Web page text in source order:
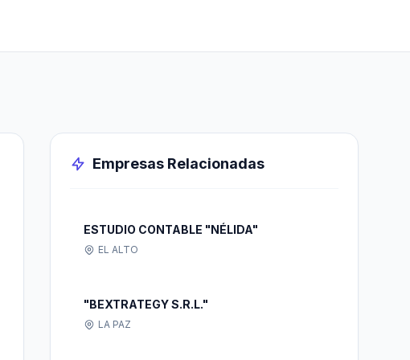
Empresas Relacionadas
ESTUDIO CONTABLE "NÉLIDA"
EL ALTO
"BEXTRATEGY S.R.L."
LA PAZ